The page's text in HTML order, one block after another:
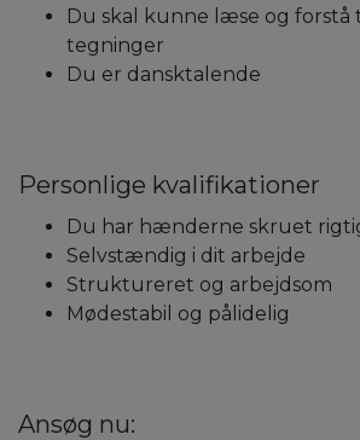
Du skal kunne læse og forstå
tegninger
Du er dansktalende
Personlige kvalifikationer
Du har hænderne skruet
Selvstændig i dit arbejde
Struktureret og arbejdsom
Mødestabil og pålidelig
Ansøg nu: